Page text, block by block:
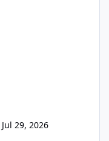
Jul 29, 2026